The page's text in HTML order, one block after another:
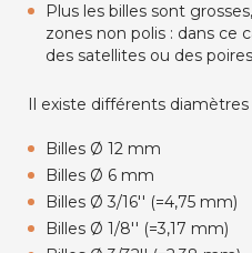
Plus les billes sont
zones non polis : dans ce
des satellites ou des poires
Il existe différents diamètres
Billes Ø 12 mm
Billes Ø 6 mm
Billes Ø 3/16'' (=4,75 mm)
Billes Ø 1/8'' (=3,17 mm)